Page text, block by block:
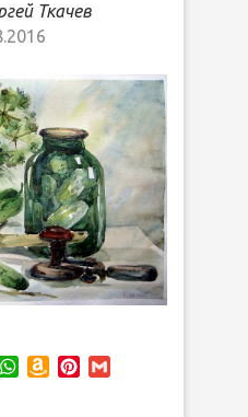
Ткачев
WhatsApp
AmazonPinterest